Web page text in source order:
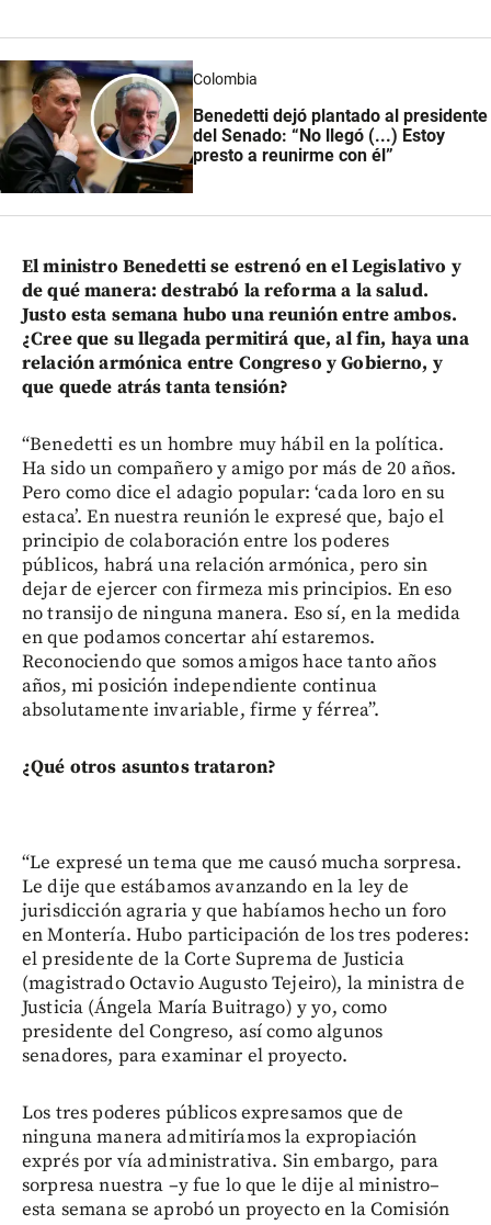
Colombia
Benedetti dejó plantado al presidente
del Senado: “No llegó (...) Estoy
presto a reunirme con él”
El ministro Benedetti se estrenó en el Legislativo y
de qué manera: destrabó la reforma a la salud.
Justo esta semana hubo una reunión entre ambos.
¿Cree que su llegada permitirá que, al fin, haya una
relación armónica entre Congreso y Gobierno, y
que quede atrás tanta tensión?
“Benedetti es un hombre muy hábil en la política.
Ha sido un compañero y amigo por más de 20 años.
Pero como dice el adagio popular: ‘cada loro en su
estaca’. En nuestra reunión le expresé que, bajo el
principio de colaboración entre los poderes
públicos, habrá una relación armónica, pero sin
dejar de ejercer con firmeza mis principios. En eso
no transijo de ninguna manera. Eso sí, en la medida
en que podamos concertar ahí estaremos.
Reconociendo que somos amigos hace tanto años
años, mi posición independiente continua
absolutamente invariable, firme y férrea”.
¿Qué otros asuntos trataron?
“Le expresé un tema que me causó mucha sorpresa.
Le dije que estábamos avanzando en la ley de
jurisdicción agraria y que habíamos hecho un foro
en Montería. Hubo participación de los tres poderes:
el presidente de la Corte Suprema de Justicia
(magistrado Octavio Augusto Tejeiro), la ministra de
Justicia (Ángela María Buitrago) y yo, como
presidente del Congreso, así como algunos
senadores, para examinar el proyecto.
Los tres poderes públicos expresamos que de
ninguna manera admitiríamos la expropiación
exprés por vía administrativa. Sin embargo, para
sorpresa nuestra –y fue lo que le dije al ministro–
esta semana se aprobó un proyecto en la Comisión